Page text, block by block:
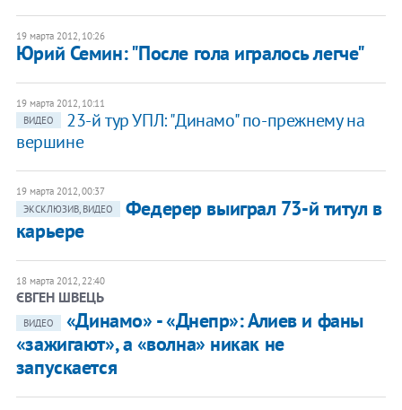
19 марта 2012, 10:26
Юрий Семин: "После гола игралось легче"
19 марта 2012, 10:11
ВИДЕО
23-й тур УПЛ: "Динамо" по-прежнему на
вершине
19 марта 2012, 00:37
ЭКСКЛЮЗИВ, ВИДЕО
Федерер выиграл 73-й титул в
карьере
18 марта 2012, 22:40
ЄВГЕН ШВЕЦЬ
ВИДЕО
«Динамо» - «Днепр»: Алиев и фаны
«зажигают», а «волна» никак не
запускается